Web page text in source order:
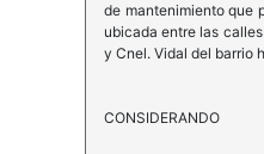
de mantenimiento que
ubicada entre las
y Cnel. Vidal del barrio
CONSIDERANDO